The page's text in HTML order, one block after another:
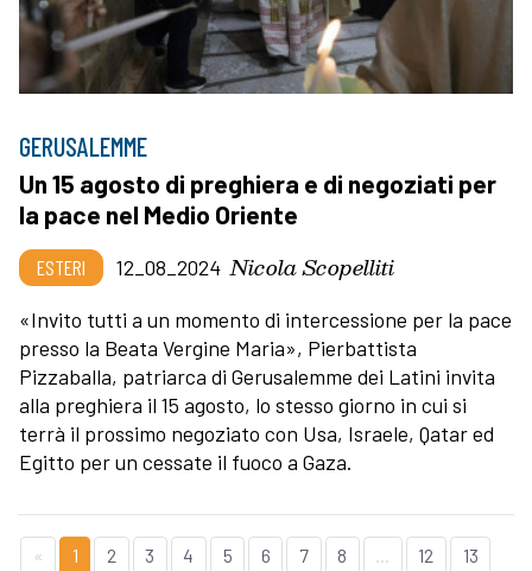
GERUSALEMME
Un 15 agosto di preghiera e di negoziati per
la pace nel Medio Oriente
ESTERI 12_08_2024 Nicola Scopelliti
«Invito tutti a un momento di intercessione per la pace
presso la Beata Vergine Maria», Pierbattista
Pizzaballa, patriarca di Gerusalemme dei Latini invita
alla preghiera il 15 agosto, lo stesso giorno in cui si
terrà il prossimo negoziato con Usa, Israele, Qatar ed
Egitto per un cessate il fuoco a Gaza.
« 1 2 3 4 5 6 7 8 ... 12 13